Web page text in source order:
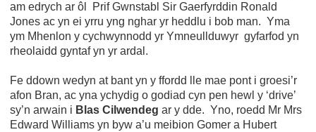
am edrych ar ôl Prif Gwnstabl Sir Gaerfyrddin Ronald
Jones ac yn ei yrru yng nghar yr heddlu i bob man. Yma
ym Mhenlon y cychwynnodd yr Ymneullduwyr gyfarfod yn
rheolaidd gyntaf yn yr ardal.
Fe ddown wedyn at bant yn y ffordd lle mae pont i groesi’r
afon Bran, ac yna ychydig o godiad cyn pen hewl y ‘drive’
sy’n arwain i Blas Cilwendeg ar y dde. Yno, roedd Mr Mrs
Edward Williams yn byw a’u meibion Gomer a Hubert